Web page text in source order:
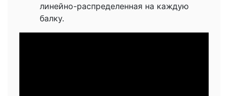
линейно-распределенная на каждую
балку.